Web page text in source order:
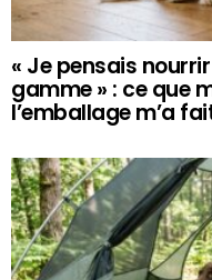
« Je pensais
gamme » : ce que
l’emballage m’a